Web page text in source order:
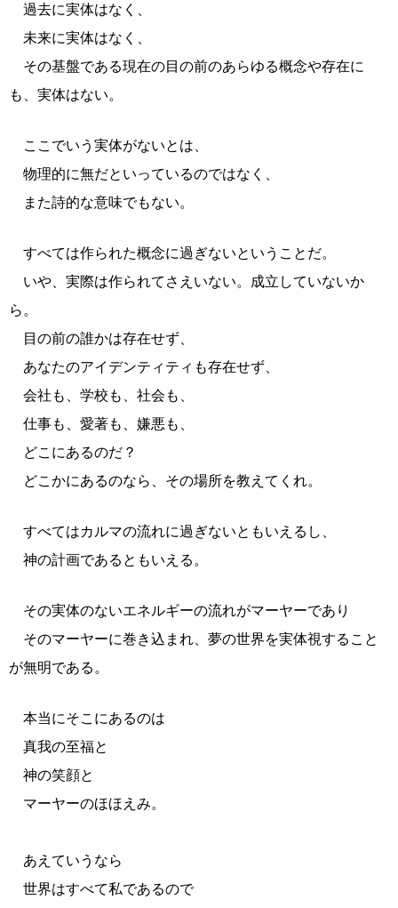
過去に実体はなく、
未来に実体はなく、
その基盤である現在の目の前のあらゆる概念や存在に
も、実体はない。
ここでいう実体がないとは、
物理的に無だといっているのではなく、
また詩的な意味でもない。
すべては作られた概念に過ぎないということだ。
いや、実際は作られてさえいない。成立していないか
ら。
目の前の誰かは存在せず、
あなたのアイデンティティも存在せず、
会社も、学校も、社会も、
仕事も、愛著も、嫌悪も、
どこにあるのだ？
どこかにあるのなら、その場所を教えてくれ。
すべてはカルマの流れに過ぎないともいえるし、
神の計画であるともいえる。
その実体のないエネルギーの流れがマーヤーであり
そのマーヤーに巻き込まれ、夢の世界を実体視すること
が無明である。
本当にそこにあるのは
真我の至福と
神の笑顔と
マーヤーのほほえみ。
あえていうなら
世界はすべて私であるので